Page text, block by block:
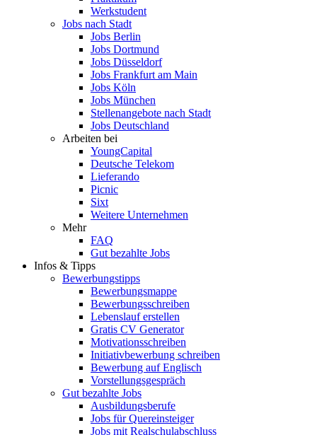
Werkstudent
Jobs nach Stadt
Jobs Berlin
Jobs Dortmund
Jobs Düsseldorf
Jobs Frankfurt am Main
Jobs Köln
Jobs München
Stellenangebote nach Stadt
Jobs Deutschland
Arbeiten bei
YoungCapital
Deutsche Telekom
Lieferando
Picnic
Sixt
Weitere Unternehmen
Mehr
FAQ
Gut bezahlte Jobs
Infos & Tipps
Bewerbungstipps
Bewerbungsmappe
Bewerbungsschreiben
Lebenslauf erstellen
Gratis CV Generator
Motivationsschreiben
Initiativbewerbung schreiben
Bewerbung auf Englisch
Vorstellungsgespräch
Gut bezahlte Jobs
Ausbildungsberufe
Jobs für Quereinsteiger
Jobs mit Realschulabschluss